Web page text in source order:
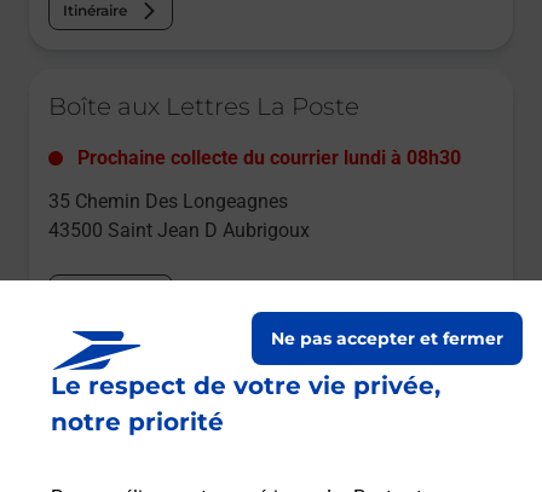
Le respect de votre vie privée,
notre priorité
Ne pas accepter et fermer
Itinéraire
Boîte aux Lettres La Poste
Prochaine collecte du courrier lundi à 08h30
35 Chemin Des Longeagnes
43500 Saint Jean D Aubrigoux
Boîte aux Lettres La Poste
Prochaine collecte du courrier
5 Chemin Des Listes
Le lien s'ouvre dans un nouvel onglet